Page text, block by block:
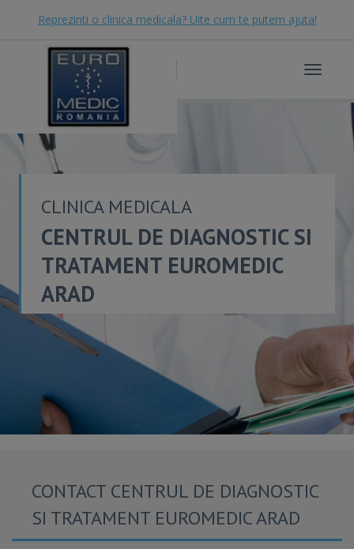
Reprezinti o clinica medicala? Uite cum te putem ajuta!
Toggle
CLINICA MEDICALA
CENTRUL DE DIAGNOSTIC SI
TRATAMENT EUROMEDIC
ARAD
CONTACT CENTRUL DE DIAGNOSTIC
SI TRATAMENT EUROMEDIC ARAD